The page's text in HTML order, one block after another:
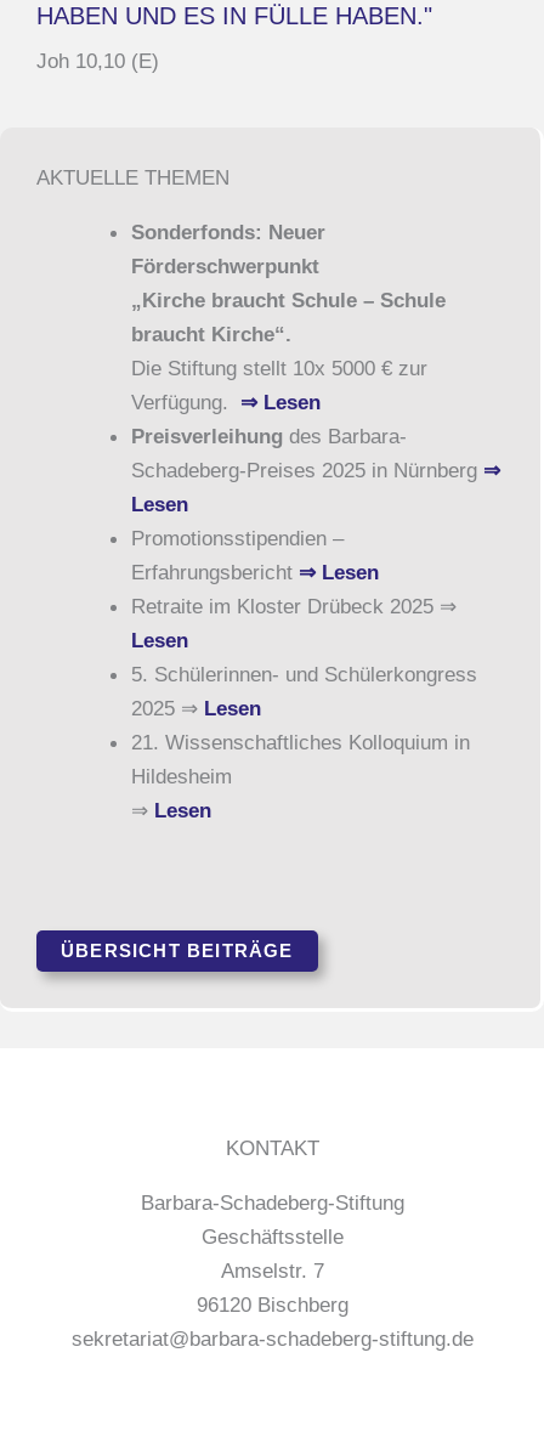
HABEN UND ES IN FÜLLE HABEN."
Joh 10,10 (E)
AKTUELLE THEMEN
Sonderfonds: Neuer
Förderschwerpunkt
„Kirche braucht Schule – Schule
braucht Kirche“.
Die Stiftung stellt 10x 5000 € zur
Verfügung. ⇒ Lesen
Preisverleihungdes Barbara-
Schadeberg-Preises 2025 in Nürnberg ⇒
Lesen
Promotionsstipendien –
Erfahrungsbericht ⇒ Lesen
Retraite im Kloster Drübeck 2025 ⇒
Lesen
5. Schülerinnen- und Schülerkongress
2025 ⇒ Lesen
21. Wissenschaftliches Kolloquium in
Hildesheim
⇒ Lesen
ÜBERSICHT BEITRÄGE
KONTAKT
Barbara-Schadeberg-Stiftung
Geschäftsstelle
Amselstr. 7
96120 Bischberg
sekretariat@barbara-schadeberg-stiftung.de